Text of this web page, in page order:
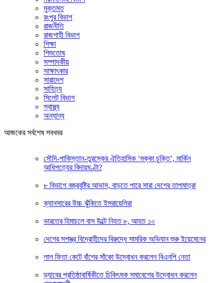
মুক্তমত
রংপুর বিভাগ
রাজনীতি
রাজশাহী বিভাগ
শিক্ষা
শিশুতোষ
সম্পাদকীয়
সাক্ষাৎকার
সারাদেশ
সাহিত্য
সিলেট বিভাগ
স্বাস্থ্য
অন্যান্য
আজকের সর্বশেষ সবখবর
সৌদি-পাকিস্তান-তুরস্কের ঐতিহাসিক ‘মক্কা চুক্তি’, মার্কিন
আধিপত্যের বিদায়ঘণ্টা?
৮ বিভাগে বজ্রবৃষ্টির আভাস, বাড়তে পারে সারা দেশের তাপমাত্রা
ক্যানসারের উচ্চ ঝুঁকিতে ইসরায়েলিরা
ভারতের হিমাচলে বাস উল্টে নিহত ৮, আহত ১০
দেশের সশস্ত্র বিদ্রোহীদের বিরুদ্ধে সামরিক অভিযান শুরু ইয়েমেনের
লাল ফিতা কেটে বাঁশের সাঁকো উদ্বোধন করলেন বিএনপি নেতা
ড্যাবের প্রতিষ্ঠাবার্ষিকীতে চিকিৎসক সমাবেশের উদ্বোধন করলেন